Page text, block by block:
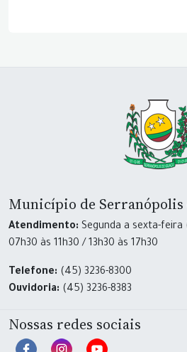
Município de Serranópolis
Atendimento: Segunda a sexta-
07h30 às 11h30 / 13h30 às 17h30
Telefone: (45) 3236-8300
Ouvidoria: (45) 3236-8383
Nossas redes sociais